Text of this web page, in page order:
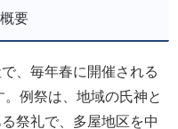
要
、毎年春に開催される
例祭は、地域の氏神と
祭礼で、多屋地区を中